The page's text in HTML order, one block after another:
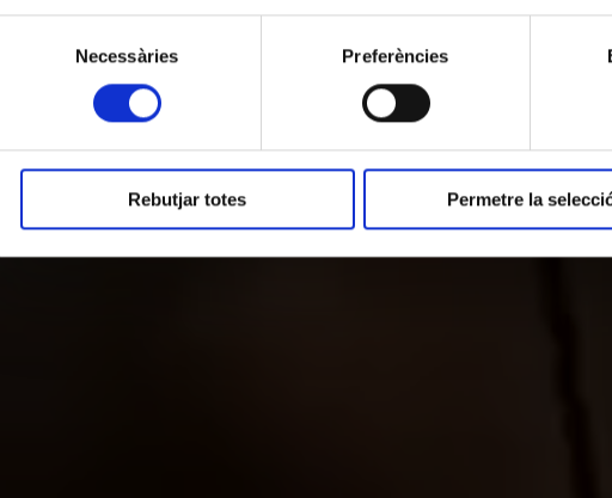
les cookies en qualsevol moment.
consentiment
Necessàries Preferències
Rebutjar totes Permetre la
PROGRAMACIÓ ORFEÓ CATALÀ